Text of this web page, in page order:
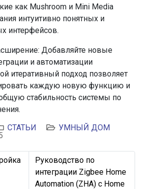
как Mushroom и Mini Media
интуитивно понятных и
интерфейсов.
Добавляйте новые
и автоматизации
итеративный подход позволяет
каждую новую функцию и
стабильность системы по
СТАТЬИ
УМНЫЙ ДОМ
настройка Home Assistant с
Следующий: Руководство
Руководство по
интеграции Zigbee Home
Automation (ZHA) с Home